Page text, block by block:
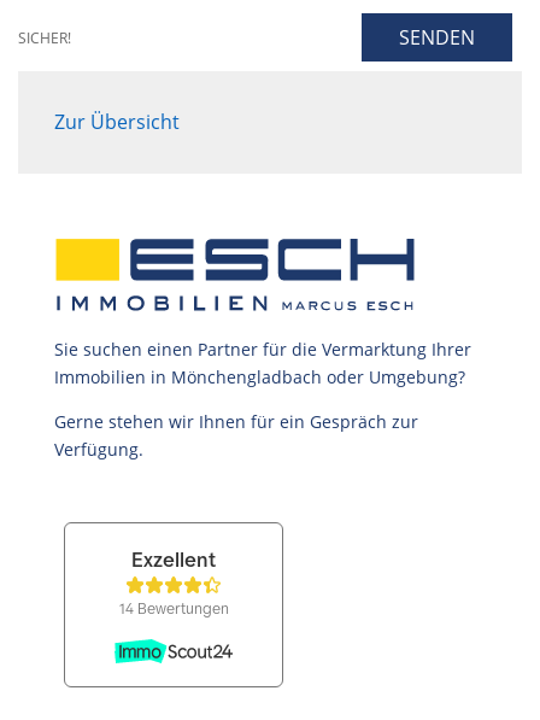
SICHER! SENDEN
Zur Übersicht
Sie suchen einen Partner für die Vermarktung Ihrer
Immobilien in Mönchengladbach oder Umgebung?
Gerne stehen wir Ihnen für ein Gespräch zur
Verfügung.